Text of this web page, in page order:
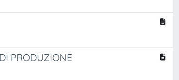
PRODUZIONE